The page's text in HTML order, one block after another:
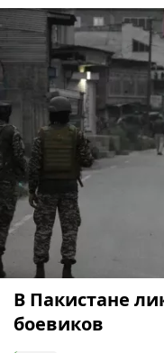
В Пакистане
боевиков